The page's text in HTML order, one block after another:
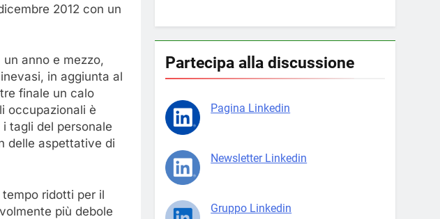
2012 con un
anno e mezzo,
in aggiunta al
finale un calo
occupazionali è
tagli del personale
delle aspettative di
ridotti per il
più debole
Partecipa alla discussione
Pagina Linkedin
Newsletter Linkedin
Gruppo Linkedin